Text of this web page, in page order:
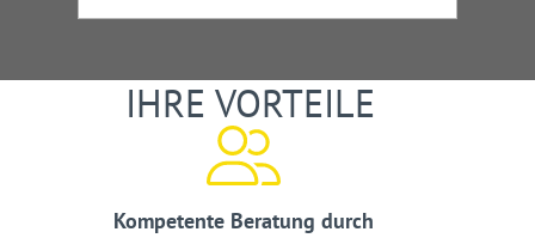
IHRE VORTEILE
Kompetente Beratung durch